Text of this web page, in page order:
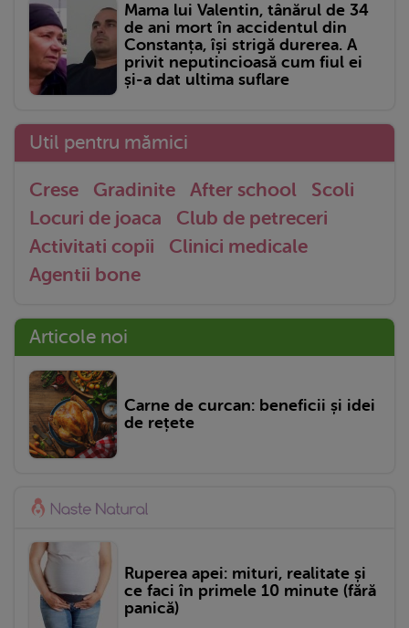
Mama lui Valentin, tânărul de 34
de ani mort în accidentul din
Constanța, își strigă durerea. A
privit neputincioasă cum fiul ei
și-a dat ultima suflare
Util pentru mămici
Crese Gradinite After school
Scoli
Locuri de joaca
Club de petreceri
Activitati copii
Clinici medicale
Agentii bone
Articole noi
Carne de curcan: beneficii și idei
de rețete
Ruperea apei: mituri, realitate și
ce faci în primele 10 minute (fără
panică)